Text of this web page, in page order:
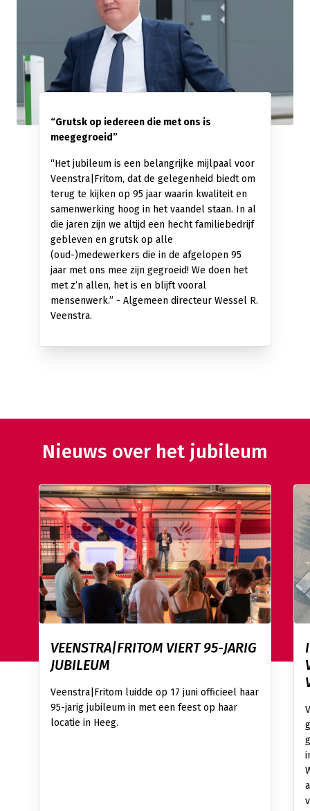
“Grutsk op iedereen die met ons is
meegegroeid”
“Het jubileum is een belangrijke mijlpaal voor
Veenstra|Fritom, dat de gelegenheid biedt om
terug te kijken op 95 jaar waarin kwaliteit en
samenwerking hoog in het vaandel staan. In al
die jaren zijn we altijd een hecht familiebedrijf
gebleven en grutsk op alle
(oud-)medewerkers die in de afgelopen 95
jaar met ons mee zijn gegroeid! We doen het
met z’n allen, het is en blijft vooral
mensenwerk.” - Algemeen directeur Wessel R.
Veenstra.
Nieuws over het jubileum
VEENSTRA|FRITOM VIERT 95-JARIG
JUBILEUM
Veenstra|Fritom luidde op 17 juni officieel haar
95-jarig jubileum in met een feest op haar
locatie in Heeg.